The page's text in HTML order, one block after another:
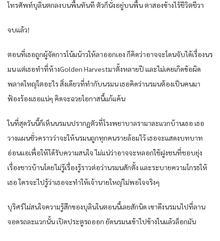
โทรศัพท์บุลินตกลงบนพื้นทันที ตัวก็นั่งอยู่บนพื้น ตาสองข้างไร้ชีวิตชีวา
จบแล้ว!
ตอนที่เธอถูกผู้จัดการโน้มน้าวให้ลาออกเอง ก็คิดว่าอาจจะโดนจับได้เรื่องนร
มน แต่เธอทำที่ห้างGolden Harvestมาตั้งหลายปี และไม่เคยเกิดข้อผิด
พลาดใหญ่โตอะไร สิ่งเดียวที่ทำกับนรมน เธอคิดว่านรมนต้องเป็นคนมา
ฟ้องร้องเธอแน่ๆ คิดจะฉวยโอกาสนี้แก้แค้น
ในที่สุดวันนี้ก็เห็นนรมนปรากฏตัวที่โรงพยาบาลรามาละแวกบ้านเธอ เธอ
วางแผนชั่วคราวว่าจะให้นรมนถูกทุกคนรายล้อมไว้ เธอจะแสดงบทบาท
อ่อนแอเพื่อให้ได้รับความสนใจ ไม่แน่ว่าอาจจะหลอกใช้ฝูงชนที่ชอบยุ่ง
เรื่องชาวบ้านโดยไม่รู้เรื่องรู้ราวต่อว่านรมนสักตั้ง และระบายความโกรธให้
เธอ ใครจะไปรู้ว่าเธอจะทำให้เจ้านายใหญ่ไม่พอใจจริงๆ
บุริศร์ไม่สนใจความรู้สึกของบุลินในตอนนี้เลยสักนิด เขาดึงนรมนไปที่ลาน
จอดรถละแวกนั้น เปิดประตูรถออก ยัดนรมนเข้าไปข้างในแล้วล็อกมัน